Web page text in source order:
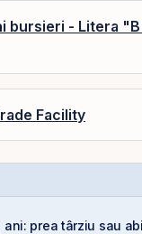
bursieri - Litera
Facility
prea târziu sau